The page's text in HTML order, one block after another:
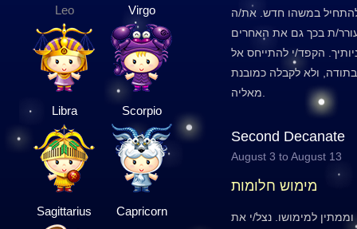
Leo Virgo
Libra Scorpio
Sagittarius Capricorn
במשהו חדש. את/ה
ת בכך גם את האחרים
הקפד/י להתייחס אל
ולא לקבלה כמובנת
Second Decanate
August 3 to August 13
מימוש חלומות
למימושו. נצל/י את